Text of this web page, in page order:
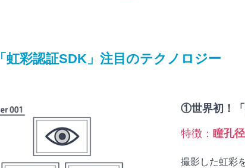
「虹彩認証SDK」注目のテクノロジー
①世界初！「
特徴： 瞳孔
撮影した虹彩